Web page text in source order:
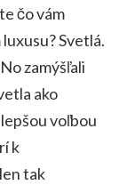
čo vám
Svetlá.
zamýšľali
ako
voľbou
k
tak